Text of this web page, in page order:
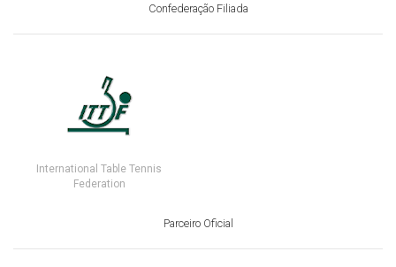
Confederação Filiada
International Table Tennis
Federation
Parceiro Oficial